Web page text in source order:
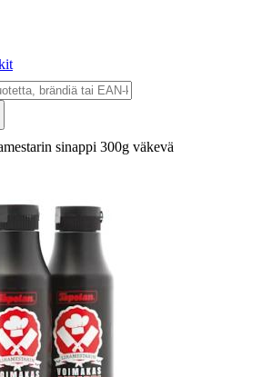
sinappi 300g väkevä